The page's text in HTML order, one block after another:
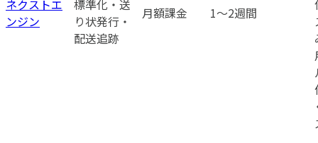
ネクストエ
ンジン
標準化・送
り状発行・
配送追跡
月額課金 1〜2週間